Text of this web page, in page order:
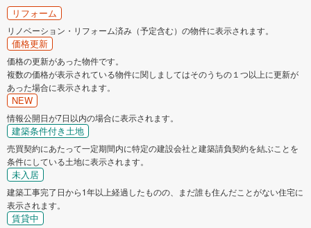
リフォーム
リノベーション・リフォーム済み（予定含む）の物件に表示されます。
価格更新
価格の更新があった物件です。
複数の価格が表示されている物件に関しましてはそのうちの１つ以上に更新が
あった場合に表示されます。
NEW
情報公開日が7日以内の場合に表示されます。
建築条件付き土地
売買契約にあたって一定期間内に特定の建設会社と建築請負契約を結ぶことを
条件にしている土地に表示されます。
未入居
建築工事完了日から1年以上経過したものの、まだ誰も住んだことがない住宅に
表示されます。
賃貸中